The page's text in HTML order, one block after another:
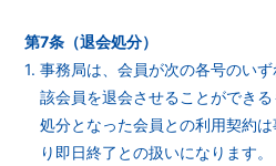
第7条（退会処分）
1. 事務局は、会員が次の各号のい
該会員を退会させることができ
処分となった会員との利用契約
り即日終了との扱いになります。